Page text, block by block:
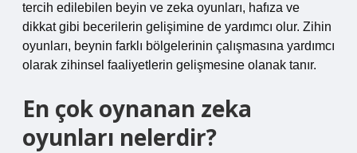
tercih edilebilen beyin ve zeka oyunları, hafıza ve
dikkat gibi becerilerin gelişimine de yardımcı olur. Zihin
oyunları, beynin farklı bölgelerinin çalışmasına yardımcı
olarak zihinsel faaliyetlerin gelişmesine olanak tanır.
En çok oynanan zeka
oyunları nelerdir?